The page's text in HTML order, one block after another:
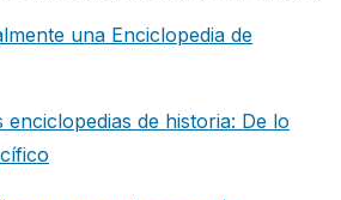
una Enciclopedia de
enciclopedias de historia: De lo